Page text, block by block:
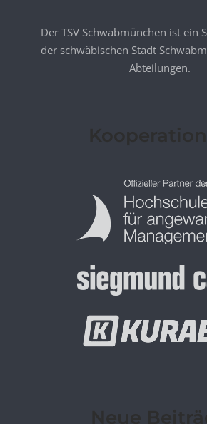
Der TSV Schwabmünchen ist ein
der schwäbischen Stadt
Abteilungen.